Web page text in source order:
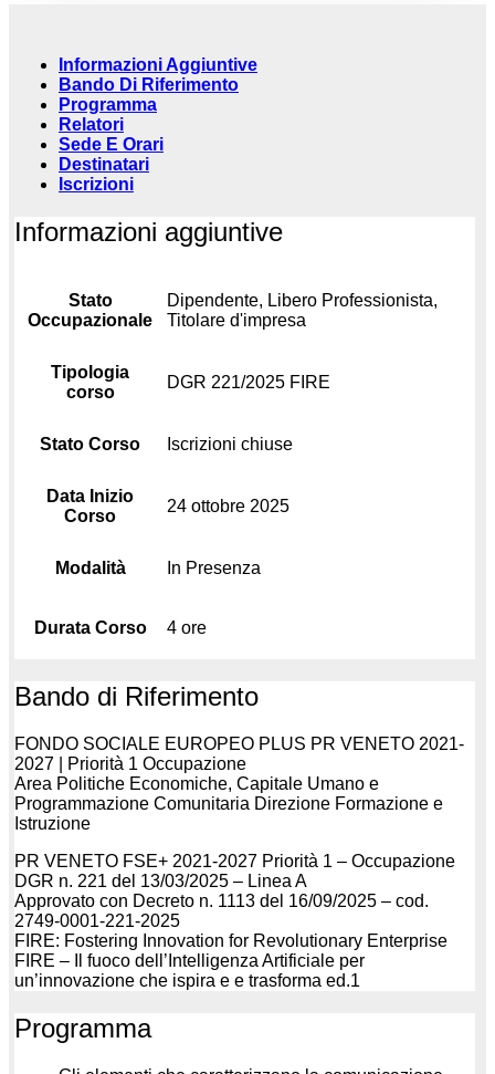
Informazioni Aggiuntive
Bando Di Riferimento
Programma
Relatori
Sede E Orari
Destinatari
Iscrizioni
Informazioni aggiuntive
Stato
Occupazionale
Dipendente, Libero Professionista,
Titolare d'impresa
Tipologia
corso
DGR 221/2025 FIRE
Stato Corso Iscrizioni chiuse
Data Inizio
Corso
24 ottobre 2025
Modalità In Presenza
Durata Corso 4 ore
Bando di Riferimento
FONDO SOCIALE EUROPEO PLUS PR VENETO 2021-
2027 | Priorità 1 Occupazione
Area Politiche Economiche, Capitale Umano e
Programmazione Comunitaria Direzione Formazione e
Istruzione
PR VENETO FSE+ 2021-2027 Priorità 1 – Occupazione
DGR n. 221 del 13/03/2025 – Linea A
Approvato con Decreto n. 1113 del 16/09/2025 – cod.
2749-0001-221-2025
FIRE: Fostering Innovation for Revolutionary Enterprise
FIRE – Il fuoco dell’Intelligenza Artificiale per
un’innovazione che ispira e e trasforma ed.1
Programma